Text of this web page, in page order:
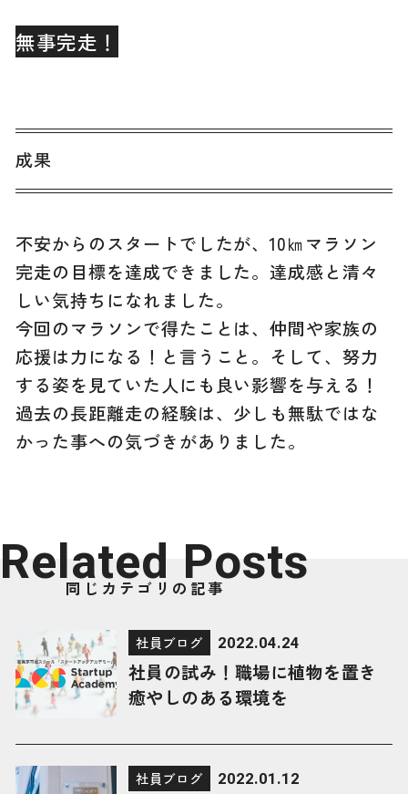
無事完走！
成果
不安からのスタートでしたが、10㎞マラソン
完走の目標を達成できました。達成感と清々
しい気持ちになれました。
今回のマラソンで得たことは、仲間や家族の
応援は力になる！と言うこと。そして、努力
する姿を見ていた人にも良い影響を与える！
過去の長距離走の経験は、少しも無駄ではな
かった事への気づきがありました。
Related Posts
同じカテゴリの記事
社員ブログ 2022.04.24
社員の試み！職場に植物を置き
癒やしのある環境を
社員ブログ 2022.01.12